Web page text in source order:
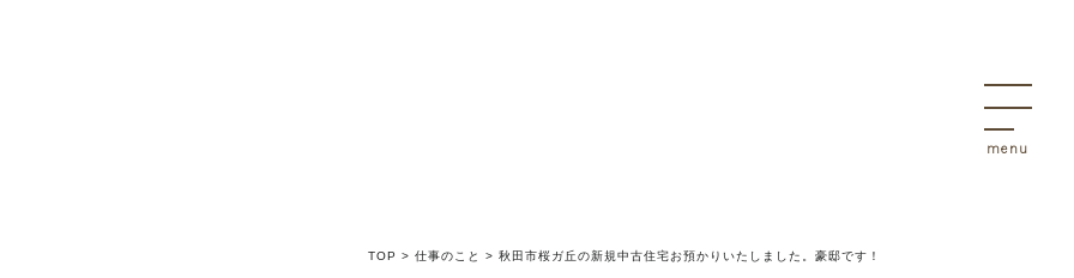
TOP > 仕事のこと > 秋田市桜ガ丘の新規中古住宅お預かりいたしました。豪邸です！